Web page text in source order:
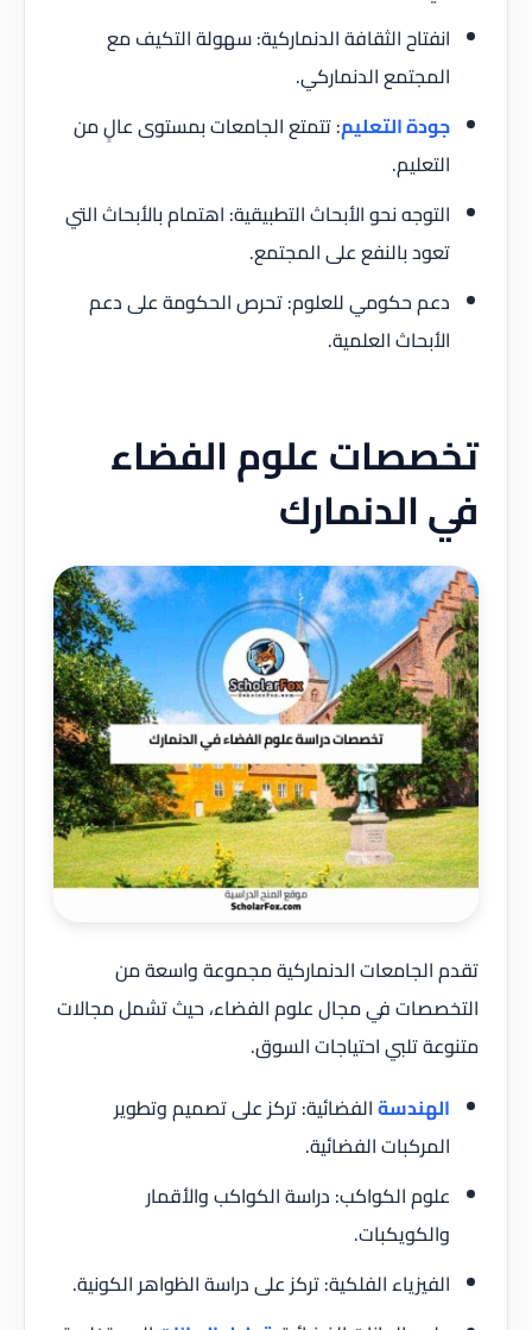
انفتاح الثقافة الدنماركية: سهولة التكيف مع
المجتمع الدنماركي.
جودة التعليم: تتمتع الجامعات بمستوى عالٍ من
التعليم.
التوجه نحو الأبحاث التطبيقية: اهتمام بالأبحاث التي
تعود بالنفع على المجتمع.
دعم حكومي للعلوم: تحرص الحكومة على دعم
الأبحاث العلمية.
تخصصات علوم الفضاء
في الدنمارك
تقدم الجامعات الدنماركية مجموعة واسعة من
التخصصات في مجال علوم الفضاء، حيث تشمل مجالات
متنوعة تلبي احتياجات السوق.
الهندسةالفضائية: تركز على تصميم وتطوير
المركبات الفضائية.
علوم الكواكب: دراسة الكواكب والأقمار
والكويكبات.
الفيزياء الفلكية: تركز على دراسة الظواهر الكونية.